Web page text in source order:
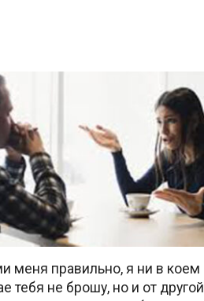
меня правильно, я ни в коем
тебя не брошу, но и от другой